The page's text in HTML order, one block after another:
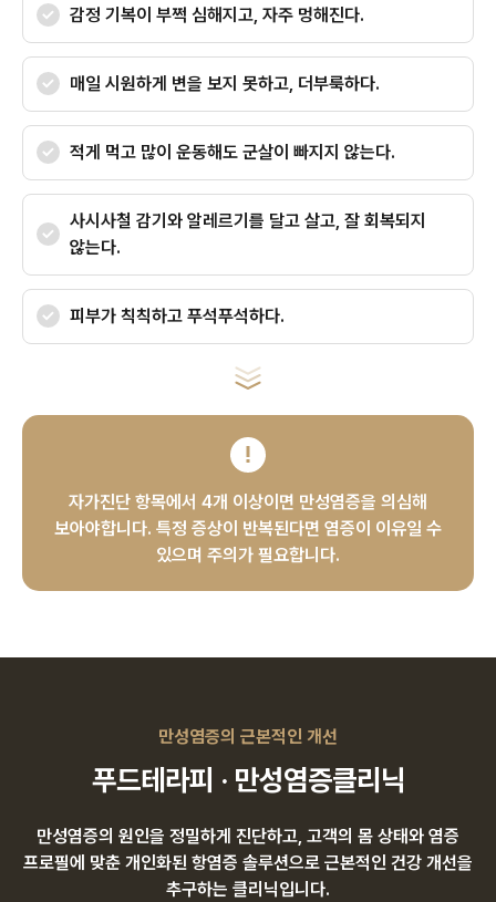
감정 기복이 부쩍 심해지고, 자주 멍해진다.
매일 시원하게 변을 보지 못하고, 더부룩하다.
적게 먹고 많이 운동해도 군살이 빠지지 않는다.
사시사철 감기와 알레르기를 달고 살고, 잘 회복되지
않는다.
피부가 칙칙하고 푸석푸석하다.
자가진단 항목에서 4개 이상이면 만성염증을 의심해
보아야합니다. 특정 증상이 반복된다면 염증이 이유일 수
있으며 주의가 필요합니다.
만성염증의 근본적인 개선
푸드테라피 · 만성염증클리닉
만성염증의 원인을 정밀하게 진단하고, 고객의 몸 상태와 염증
프로필에 맞춘 개인화된 항염증 솔루션으로 근본적인 건강 개선을
추구하는 클리닉입니다.